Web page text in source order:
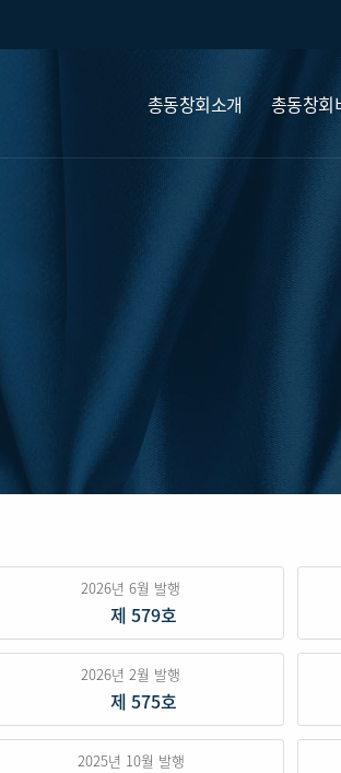
총동창회소개 총동창회
2026년 6월 발행
제 579호
2026년 2월 발행
제 575호
2025년 10월 발행